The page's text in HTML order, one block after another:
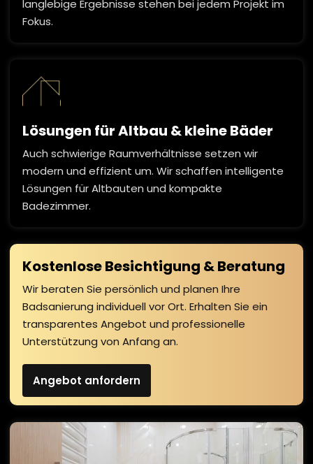
langlebige Ergebnisse stehen bei jedem Projekt im
Fokus.
Lösungen für Altbau & kleine Bäder
Auch schwierige Raumverhältnisse setzen wir
modern und effizient um. Wir schaffen intelligente
Lösungen für Altbauten und kompakte
Badezimmer.
Kostenlose Besichtigung & Beratung
Wir beraten Sie persönlich und planen Ihre
Badsanierung individuell vor Ort. Erhalten Sie ein
transparentes Angebot und professionelle
Unterstützung von Anfang an.
Angebot anfordern